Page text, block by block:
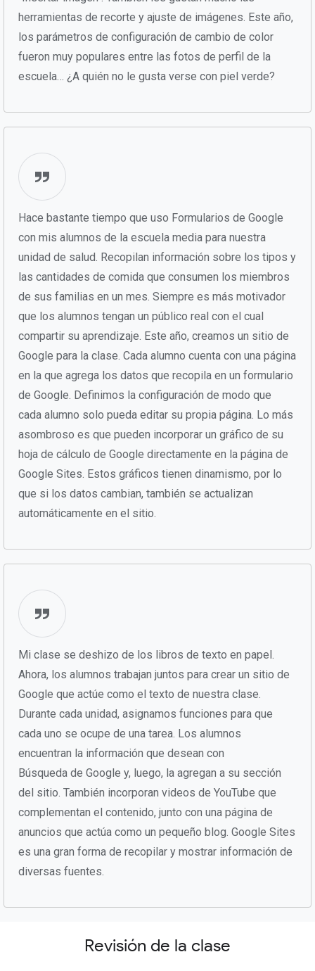
herramientas de recorte y ajuste de imágenes. Este año,
los parámetros de configuración de cambio de color
fueron muy populares entre las fotos de perfil de la
escuela… ¿A quién no le gusta verse con piel verde?
Hace bastante tiempo que uso Formularios de Google
con mis alumnos de la escuela media para nuestra
unidad de salud. Recopilan información sobre los tipos y
las cantidades de comida que consumen los miembros
de sus familias en un mes. Siempre es más motivador
que los alumnos tengan un público real con el cual
compartir su aprendizaje. Este año, creamos un sitio de
Google para la clase. Cada alumno cuenta con una página
en la que agrega los datos que recopila en un formulario
de Google. Definimos la configuración de modo que
cada alumno solo pueda editar su propia página. Lo más
asombroso es que pueden incorporar un gráfico de su
hoja de cálculo de Google directamente en la página de
Google Sites. Estos gráficos tienen dinamismo, por lo
que si los datos cambian, también se actualizan
automáticamente en el sitio.
Mi clase se deshizo de los libros de texto en papel.
Ahora, los alumnos trabajan juntos para crear un sitio de
Google que actúe como el texto de nuestra clase.
Durante cada unidad, asignamos funciones para que
cada uno se ocupe de una tarea. Los alumnos
encuentran la información que desean con
Búsqueda de Google y, luego, la agregan a su sección
del sitio. También incorporan videos de YouTube que
complementan el contenido, junto con una página de
anuncios que actúa como un pequeño blog. Google Sites
es una gran forma de recopilar y mostrar información de
diversas fuentes.
Revisión de la clase